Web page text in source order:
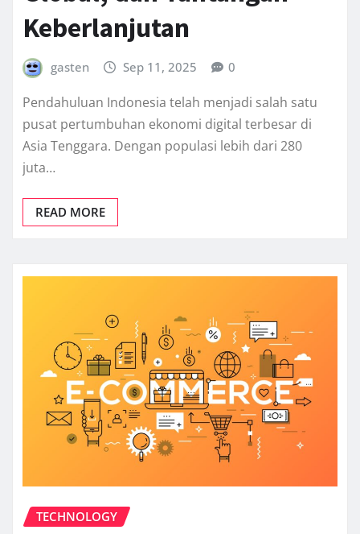
Keberlanjutan
gasten Sep 11, 2025 0
Pendahuluan Indonesia telah menjadi salah satu
pusat pertumbuhan ekonomi digital terbesar di
Asia Tenggara. Dengan populasi lebih dari 280
juta…
READ MORE
TECHNOLOGY